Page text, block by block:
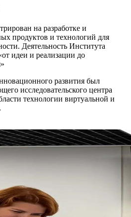
на разработке и
продуктов и технологий для
Деятельность Института
идеи и реализации до
развития был
исследовательского центра
технологии виртуальной и